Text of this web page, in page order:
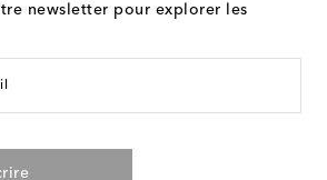
newsletter pour explorer les